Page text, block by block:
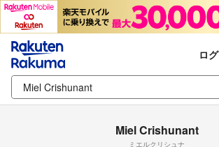
ロ
Miel Crishunant
ミエルクリシュナ